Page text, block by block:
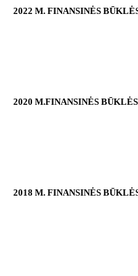
2022 M. FINANSINĖS
2020 M.FINANSINĖS
2018 M. FINANSINĖS